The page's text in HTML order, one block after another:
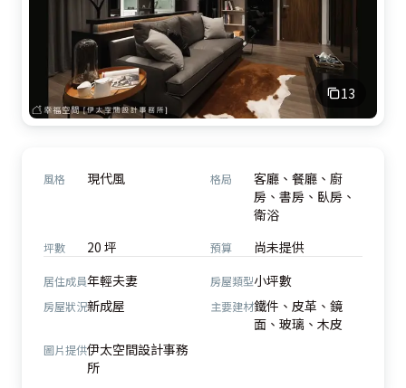
13
風格 現代風 格局
客廳、餐廳、廚
房、書房、臥房、
衛浴
坪數 20 坪 預算 尚未提供
居住成員年輕夫妻 房屋類型小坪數
房屋狀況新成屋 主要建材鐵件、皮革、鏡
面、玻璃、木皮
圖片提供伊太空間設計事務
所